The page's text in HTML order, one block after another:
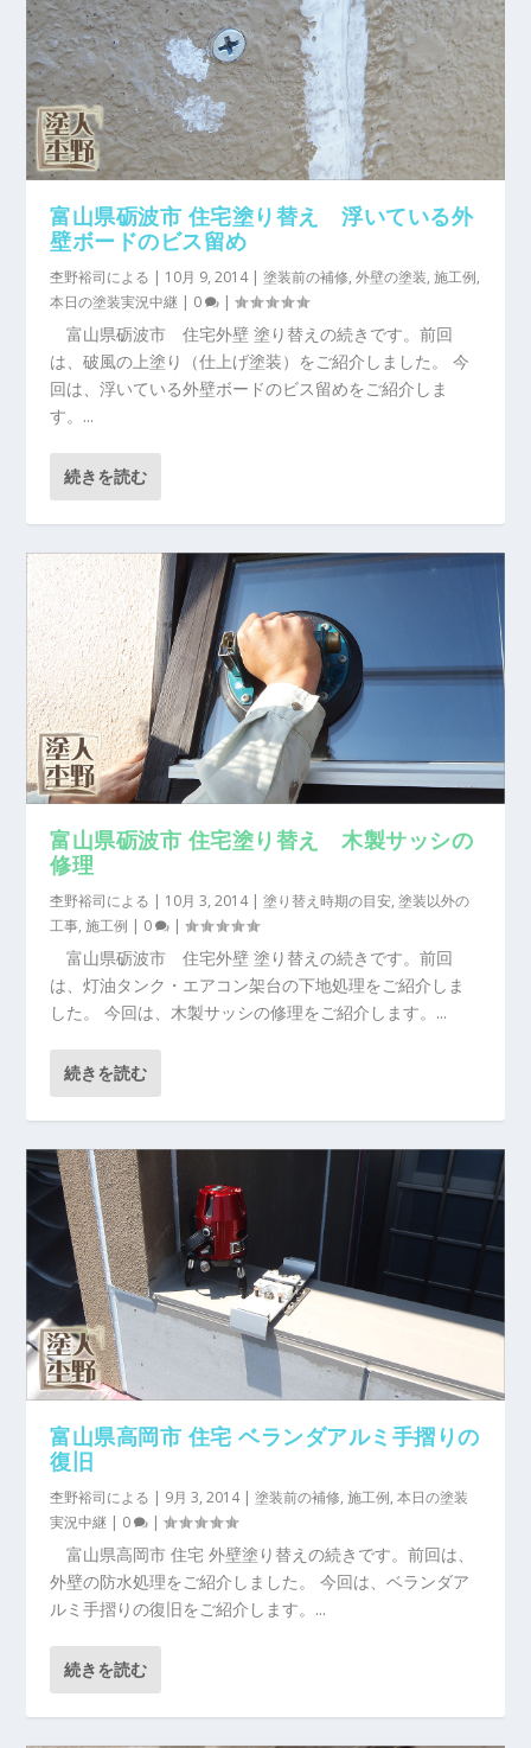
富山県砺波市 住宅塗り替え 浮いている外
壁ボードのビス留め
杢野裕司による | 10月 9, 2014|塗装前の補修,外壁の塗装,施工例,
本日の塗装実況中継 | 0 |
富山県砺波市 住宅外壁 塗り替えの続きです。前回
は、破風の上塗り（仕上げ塗装）をご紹介しました。 今
回は、浮いている外壁ボードのビス留めをご紹介しま
す。...
続きを読む
富山県砺波市 住宅塗り替え 木製サッシの
修理
杢野裕司による | 10月 3, 2014|塗り替え時期の目安,塗装以外の
工事,施工例 | 0 |
富山県砺波市 住宅外壁 塗り替えの続きです。前回
は、灯油タンク・エアコン架台の下地処理をご紹介しま
した。 今回は、木製サッシの修理をご紹介します。...
続きを読む
富山県高岡市 住宅 ベランダアルミ手摺りの
復旧
杢野裕司による | 9月 3, 2014|塗装前の補修,施工例,本日の塗装
実況中継 | 0 |
富山県高岡市 住宅 外壁塗り替えの続きです。前回は、
外壁の防水処理をご紹介しました。 今回は、ベランダア
ルミ手摺りの復旧をご紹介します。...
続きを読む